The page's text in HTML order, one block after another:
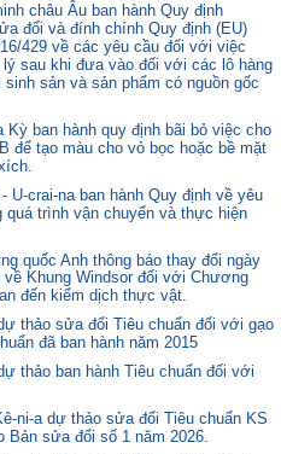
châu Âu ban hành Quy định
đổi và đính chính Quy định (EU)
429 về các yêu cầu đối với việc
sau khi đưa vào đối với các lô hàng
sản và sản phẩm có nguồn gốc
Kỳ ban hành quy định bãi bỏ việc cho
để tạo màu cho vỏ bọc hoặc bề mặt
U-crai-na ban hành Quy định về yêu
quá trình vận chuyển và thực hiện
quốc Anh thông báo thay đổi ngày
Khung Windsor đối với Chương
đến kiểm dịch thực vật.
thảo sửa đổi Tiêu chuẩn đối với gạo
đã ban hành năm 2015
thảo ban hành Tiêu chuẩn đối với
ni-a dự thảo sửa đổi Tiêu chuẩn KS
Bản sửa đổi số 1 năm 2026.